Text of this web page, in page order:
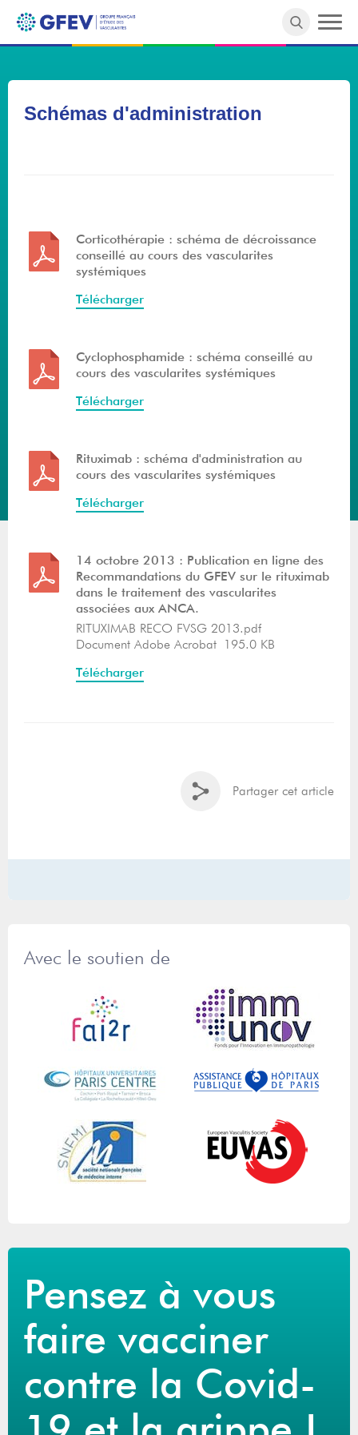
Merci de faire une recherche :)
Partager cet article
Schémas d'administration
Corticothérapie : schéma de décroissance
conseillé au cours des vascularites
systémiques
Télécharger
Cyclophosphamide : schéma conseillé au
cours des vascularites systémiques
Télécharger
Rituximab : schéma d'administration au
cours des vascularites systémiques
Télécharger
14 octobre 2013 : Publication en ligne des
Recommandations du GFEV sur le rituximab
dans le traitement des vascularites
associées aux ANCA.
RITUXIMAB RECO FVSG 2013.pdf
Document Adobe Acrobat 195.0 KB
Télécharger
Avec le soutien de
Pensez à vous
faire vacciner
contre la Covid-